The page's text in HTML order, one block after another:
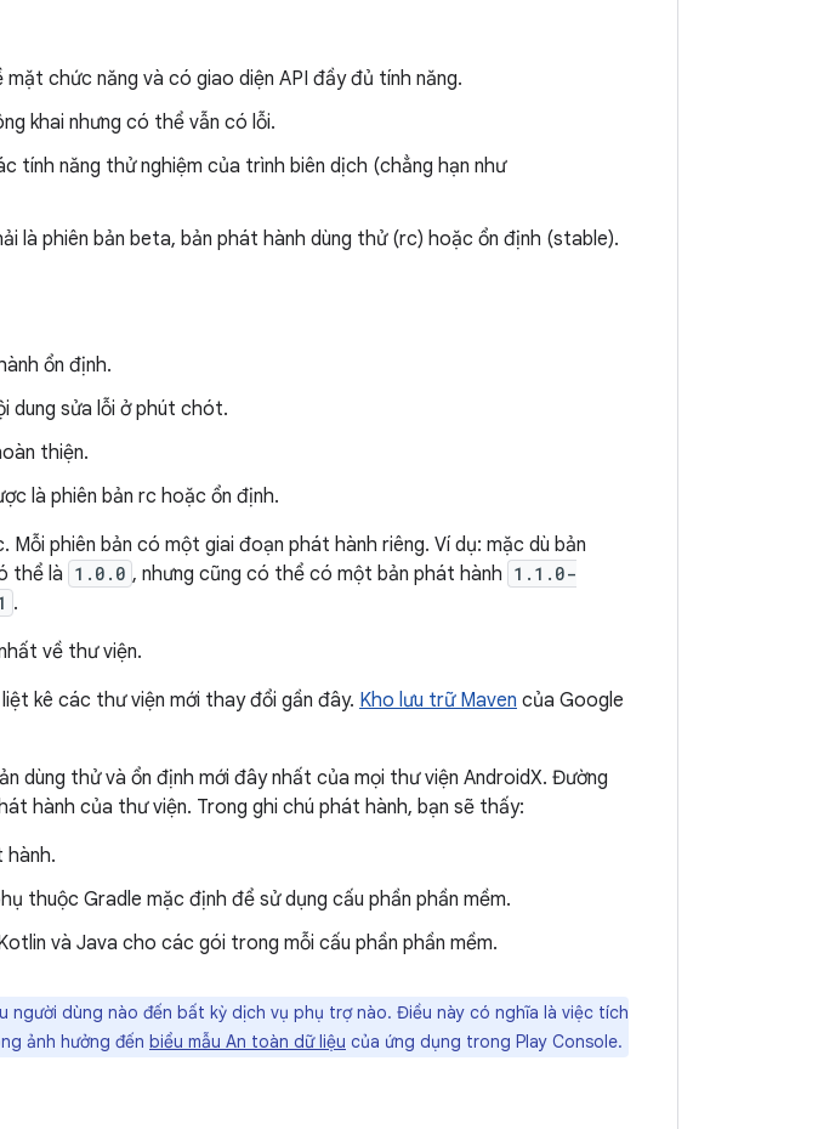
chức năng và có giao diện API đầy đủ tính năng.
khai nhưng có thể vẫn có lỗi.
tính năng thử nghiệm của trình biên dịch (chẳng hạn như
là phiên bản beta, bản phát hành dùng thử (rc) hoặc ổn định (stable).
ổn định.
dung sửa lỗi ở phút chót.
thiện.
là phiên bản rc hoặc ổn định.
phiên bản có một giai đoạn phát hành riêng. Ví dụ: mặc dù bản
thể là 1.0.0 , nhưng cũng có thể có một bản phát hành 1.1.0-
.
về thư viện.
liệt kê các thư viện mới thay đổi gần đây. Kho lưu trữ Maven của Google
dùng thử và ổn định mới đây nhất của mọi thư viện AndroidX. Đường
hành của thư viện. Trong ghi chú phát hành, bạn sẽ thấy:
thuộc Gradle mặc định để sử dụng cấu phần phần mềm.
và Java cho các gói trong mỗi cấu phần phần mềm.
người dùng nào đến bất kỳ dịch vụ phụ trợ nào. Điều này có nghĩa là việc tích
ảnh hưởng đến biểu mẫu An toàn dữ liệu của ứng dụng trong Play Console.